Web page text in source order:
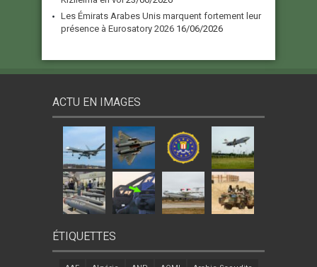
Les Émirats Arabes Unis marquent fortement leur
présence à Eurosatory 2026 16/06/2026
ACTU EN IMAGES
ÉTIQUETTES